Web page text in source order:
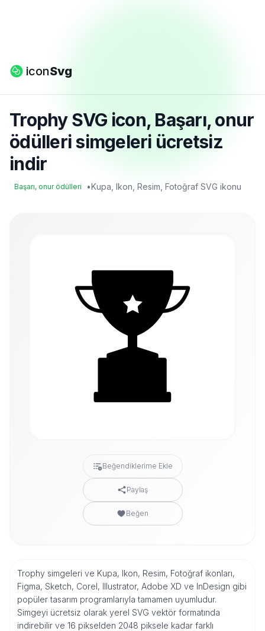
iconSvg
Trophy SVG icon, Başarı, onur
ödülleri simgeleri ücretsiz
indir
Başarı, onur ödülleri •Kupa, Ikon, Resim, Fotoğraf SVG ikonu
Beğendiklerime Ekle
Paylaş
Beğen
Trophy simgeleri ve Kupa, Ikon, Resim, Fotoğraf ikonları,
Figma, Sketch, Corel, Illustrator, Adobe XD ve InDesign gibi
popüler tasarım programlarıyla tamamen uyumludur.
Simgeyi ücretsiz olarak yerel SVG vektör formatında
indirebilir ve 16 pikselden 2048 piksele kadar farklı